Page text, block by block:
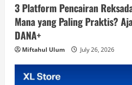
3 Platform Pencairan
Mana yang Paling Praktis?
DANA+
Miftahul Ulum July 26, 2026